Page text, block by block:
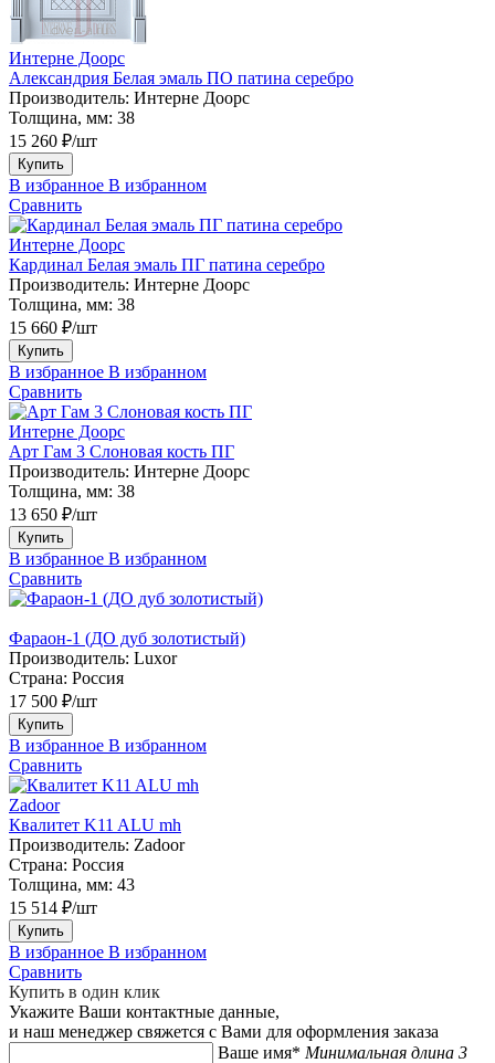
Интерне Доорс
Александрия Белая эмаль ПО патина серебро
Производитель: Интерне Доорс
Толщина, мм: 38
15 260 ₽/шт
Купить
В избранное В избранном
Сравнить
Интерне Доорс
Кардинал Белая эмаль ПГ патина серебро
Производитель: Интерне Доорс
Толщина, мм: 38
15 660 ₽/шт
Купить
В избранное В избранном
Сравнить
Интерне Доорс
Арт Гам 3 Слоновая кость ПГ
Производитель: Интерне Доорс
Толщина, мм: 38
13 650 ₽/шт
Купить
В избранное В избранном
Сравнить
Фараон-1 (ДО дуб золотистый)
Производитель: Luxor
Страна: Россия
17 500 ₽/шт
Купить
В избранное В избранном
Сравнить
Zadoor
Квалитет K11 ALU mh
Производитель: Zadoor
Страна: Россия
Толщина, мм: 43
15 514 ₽/шт
Купить
В избранное В избранном
Сравнить
Купить в один клик
Укажите Ваши контактные данные,
и наш менеджер свяжется с Вами для оформления заказа
Ваше имя* Минимальная длина 3